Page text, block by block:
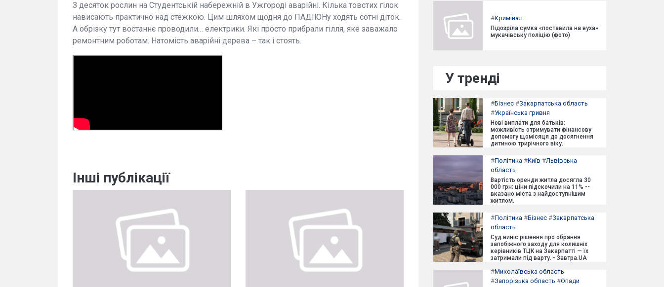
З десяток рослин на Студентській набережній в Ужгороді аварійні. Кілька товстих гілок
нависають практично над стежкою. Цим шляхом щодня до ПАДІЮНу ходять сотні діток.
А обрізку тут востаннє проводили… електрики. Які просто прибрали гілля, яке заважало
ремонтним роботам. Натомість аварійні дерева – так і стоять.
Інші публікації
#Кримінал
Підозріла сумка «поставила на вуха»
мукачівську поліцію (фото)
У тренді
#Бізнес #Закарпатська область
#Українська гривня
Нові виплати для батьків:
можливість отримувати фінансову
допомогу щомісяця до досягнення
дитиною трирічного віку.
#Політика #Київ #Львівська
область
Вартість оренди житла досягла 30
000 грн: ціни підскочили на 11% --
вказано міста з найдоступнішим
житлом.
#Політика #Бізнес #Закарпатська
область
Суд виніс рішення про обрання
запобіжного заходу для колишніх
керівників ТЦК на Закарпатті — їх
затримали під варту. - Завтра.UA
#Миколаївська область
#Запорізька область #Опади